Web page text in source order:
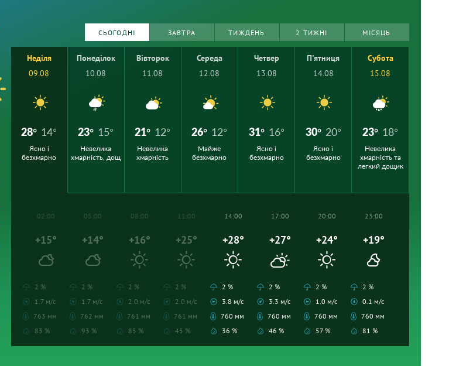
СЬОГОДНІ ЗАВТРА ТИЖДЕНЬ 2 ТИЖНІ МІСЯЦЬ
Неділя
09.08
28° 14°
Ясно і
безхмарно
Понеділок
10.08
23° 15°
Невелика
хмарність, дощ
Вівторок
11.08
21° 12°
Невелика
хмарність
Середа
12.08
26° 12°
Майже
безхмарно
Четвер
13.08
31° 16°
Ясно і
безхмарно
П'ятниця
14.08
30° 20°
Ясно і
безхмарно
Субота
15.08
23° 18°
Невелика
хмарність та
легкий дощик
02:00
+15°
2 %
1.7 м/с
763 мм
83 %
05:00
+14°
2 %
1.7 м/с
762 мм
93 %
08:00
+16°
2 %
2.0 м/с
761 мм
85 %
11:00
+25°
2 %
2.0 м/с
761 мм
45 %
14:00
+28°
2 %
3.8 м/с
760 мм
36 %
17:00
+27°
2 %
3.3 м/с
760 мм
46 %
20:00
+24°
2 %
1.0 м/с
760 мм
57 %
23:00
+19°
2 %
0.1 м/с
760 мм
81 %